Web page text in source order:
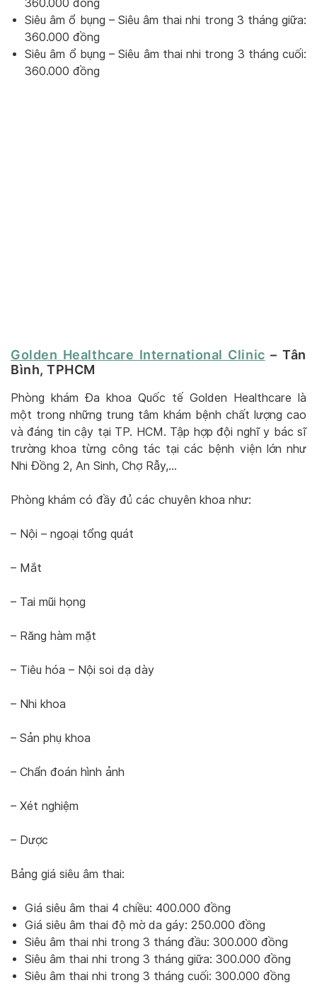
360.000 đồng
Siêu âm ổ bụng – Siêu âm thai nhi trong 3 tháng giữa:
360.000 đồng
Siêu âm ổ bụng – Siêu âm thai nhi trong 3 tháng cuối:
360.000 đồng
Golden Healthcare International Clinic – Tân
Bình, TPHCM
Phòng khám Đa khoa Quốc tế Golden Healthcare là
một trong những trung tâm khám bệnh chất lượng cao
và đáng tin cậy tại TP. HCM. Tập hợp đội nghĩ y bác sĩ
trường khoa từng công tác tại các bệnh viện lớn như
Nhi Đồng 2, An Sinh, Chợ Rẫy,…
Phòng khám có đầy đủ các chuyên khoa như:
– Nội – ngoại tổng quát
– Mắt
– Tai mũi họng
– Răng hàm mặt
– Tiêu hóa – Nội soi dạ dày
– Nhi khoa
– Sản phụ khoa
– Chẩn đoán hình ảnh
– Xét nghiệm
– Dược
Bảng giá siêu âm thai:
Giá siêu âm thai 4 chiều: 400.000 đồng
Giá siêu âm thai độ mờ da gáy: 250.000 đồng
Siêu âm thai nhi trong 3 tháng đầu: 300.000 đồng
Siêu âm thai nhi trong 3 tháng giữa: 300.000 đồng
Siêu âm thai nhi trong 3 tháng cuối: 300.000 đồng